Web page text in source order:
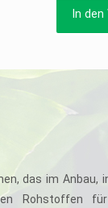
In den
das im Anbau,
Rohstoffen